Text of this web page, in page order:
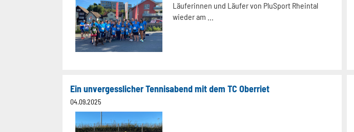
Läuferinnen und Läufer von PluSport Rheintal
wieder am ...
Ein unvergesslicher Tennisabend mit dem TC Oberriet
04.09.2025